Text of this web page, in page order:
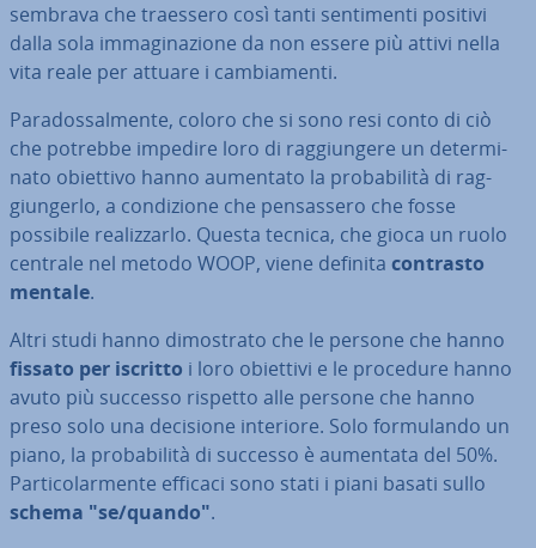
sembrava che traessero così tanti sen­ti­men­ti positivi
dalla sola im­ma­gi­na­zio­ne da non essere più attivi nella
vita reale per attuare i cam­bia­men­ti.
Pa­ra­dos­sal­men­te, coloro che si sono resi conto di ciò
che potrebbe impedire loro di rag­giun­ge­re un de­ter­mi­
na­to obiettivo hanno aumentato la pro­ba­bi­li­tà di rag­
giun­ger­lo, a con­di­zio­ne che pen­sas­se­ro che fosse
possibile rea­liz­zar­lo. Questa tecnica, che gioca un ruolo
centrale nel metodo WOOP, viene definita contrasto
mentale.
Altri studi hanno di­mo­stra­to che le persone che hanno
fissato per iscritto i loro obiettivi e le procedure hanno
avuto più successo rispetto alle persone che hanno
preso solo una decisione interiore. Solo for­mu­lan­do un
piano, la pro­ba­bi­li­tà di successo è aumentata del 50%.
Par­ti­co­lar­men­te efficaci sono stati i piani basati sullo
schema "se/quando".